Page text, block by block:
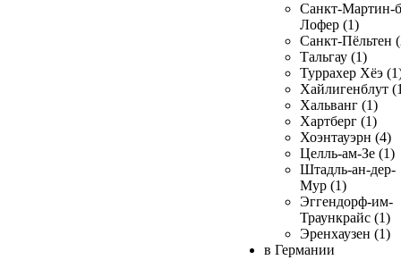
Санкт-Мартин-
Лофер (1)
Санкт-Пёльтен
Тальгау (1)
Туррахер Хёэ
Хайлигенблут
Хальванг (1)
Хартберг (1)
Хоэнтауэрн (4)
Целль-ам-Зе (1)
Штадль-ан-дер-
Мур (1)
Эггендорф-им-
Траункрайс (1)
Эренхаузен (1)
в Германии